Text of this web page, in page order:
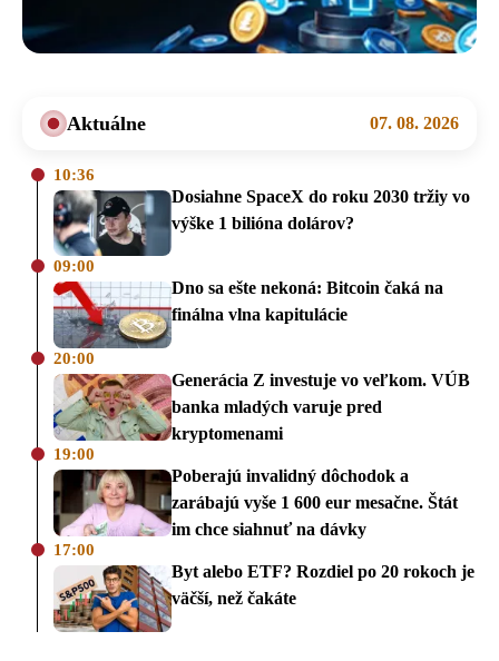
Aktuálne 07. 08. 2026
10:36
Dosiahne SpaceX do roku 2030 tržiy vo
výške 1 bilióna dolárov?
09:00
Dno sa ešte nekoná: Bitcoin čaká na
finálna vlna kapitulácie
20:00
Generácia Z investuje vo veľkom. VÚB
banka mladých varuje pred
kryptomenami
19:00
Poberajú invalidný dôchodok a
zarábajú vyše 1 600 eur mesačne. Štát
im chce siahnuť na dávky
17:00
Byt alebo ETF? Rozdiel po 20 rokoch je
väčší, než čakáte